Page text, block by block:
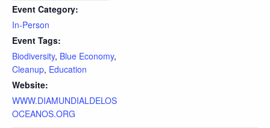
Event Category:
In-Person
Event Tags:
Biodiversity, Blue Economy,
Cleanup, Education
Website:
WWW.DIAMUNDIALDELOS
OCEANOS.ORG